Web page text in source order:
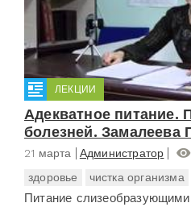
ЛЕКЦИИ
Адекватное питание.
болезней. Замалеева
21 марта Администратор
здоровье
чистка организма
Питание